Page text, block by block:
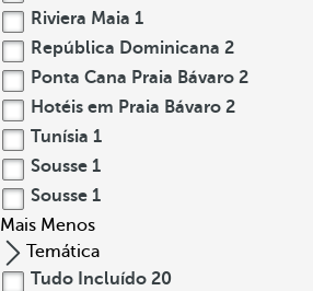
Riviera Maia 1
República Dominicana 2
Ponta Cana Praia Bávaro 2
Hotéis em Praia Bávaro 2
Tunísia 1
Sousse 1
Sousse 1
Mais Menos
Temática
Tudo Incluído 20